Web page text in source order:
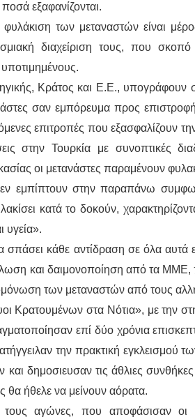
εξαφανίζονται.
των μεταναστών είναι
διαχείριση τους, που σκοπό
υποτιμημένους.
Κράτος και Ε.Ε., υπογράφουν
σαν εμπόρευμα προς
επιτροπές που εξασφαλίζουν
στην Τουρκία με συνοπτικές
οι μετανάστες παραμένουν
εμπίπτουν στην παραπάνω
κατά το δοκούν,
υγεία».
σπάσει κάθε αντίδραση σε όλα αυτά
και δαιμονοποίηση από τα ΜΜΕ,
των μεταναστών από τους
Κρατουμένων στα Νότια», με την
επί δύο χρόνια
την πρακτική εγκλεισμού
δημοσιευσαν τις άθλιες
ήθελε να μείνουν αόρατα.
αγώνες, που αποφάσισαν οι